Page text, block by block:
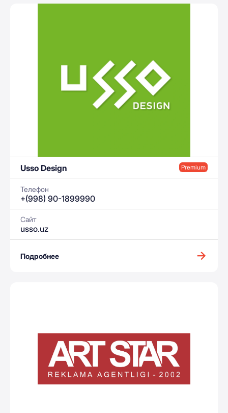
Usso Design Premium
Телефон
+(998) 90-1899990
Сайт
usso.uz
Подробнее